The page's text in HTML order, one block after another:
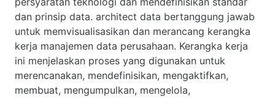
dan prinsip data. architect data bertanggung jawab
untuk memvisualisasikan dan merancang kerangka
kerja manajemen data perusahaan. Kerangka kerja
ini menjelaskan proses yang digunakan untuk
merencanakan, mendefinisikan, mengaktifkan,
membuat, mengumpulkan, mengelola,